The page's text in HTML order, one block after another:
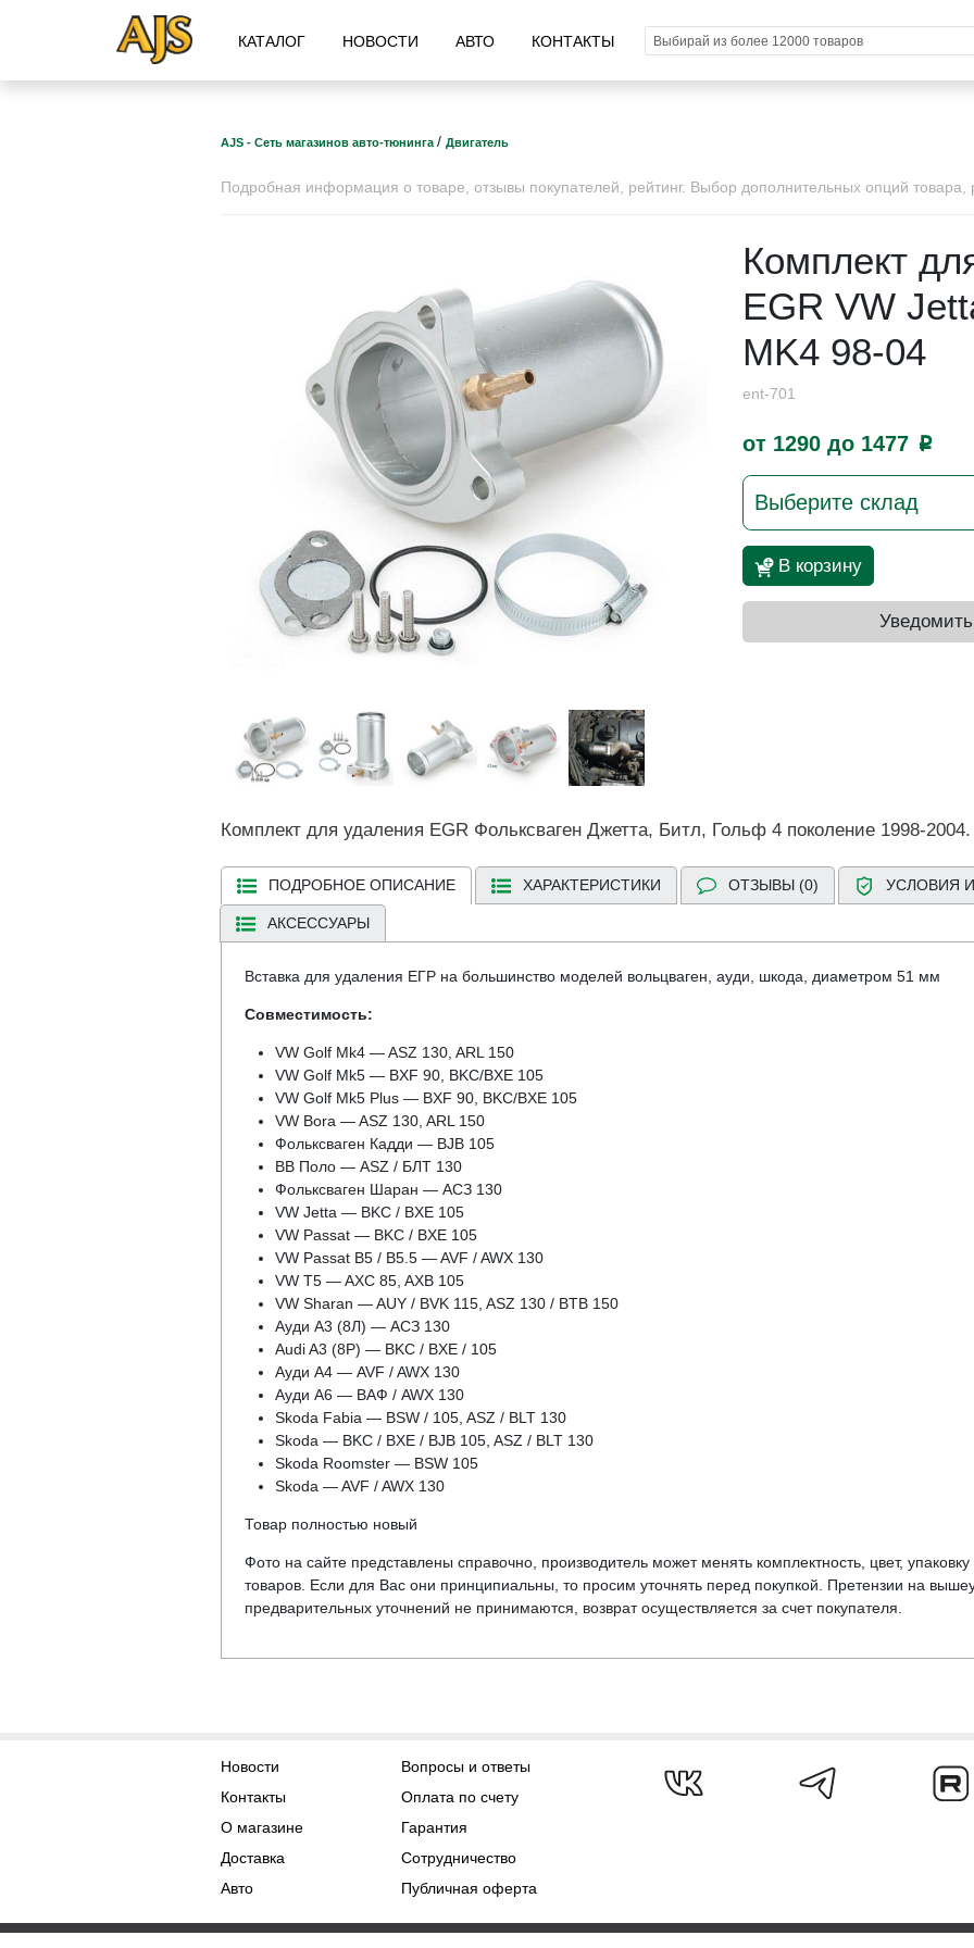
КАТАЛОГ НОВОСТИ АВТО КОНТАКТЫ
AJS - Сеть магазинов авто-тюнинга / Двигатель
Подробная информация о товаре, отзывы покупателей, рейтинг. Выбор дополнительных опций товара,
Комплект
EGR VW
MK4 98-04
ent-701
от 1290 до 1477 p
Выберите склад
В корзину
Комплект для удаления EGR Фольксваген Джетта, Битл, Гольф 4 поколение 1998-2004.
ПОДРОБНОЕ ОПИСАНИЕ ХАРАКТЕРИСТИКИ ОТЗЫВЫ (0) УСЛОВИЯ
АКСЕССУАРЫ
Вставка для удаления ЕГР на большинство моделей вольцваген, ауди, шкода, диаметром 51 мм
Совместимость:
VW Golf Mk4 — ASZ 130, ARL 150
VW Golf Mk5 — BXF 90, BKC/BXE 105
VW Golf Mk5 Plus — BXF 90, BKC/BXE 105
VW Bora — ASZ 130, ARL 150
Фольксваген Кадди — BJB 105
ВВ Поло — ASZ / БЛТ 130
Фольксваген Шаран — АСЗ 130
VW Jetta — BKC / BXE 105
VW Passat — BKC / BXE 105
VW Passat B5 / B5.5 — AVF / AWX 130
VW T5 — AXC 85, AXB 105
VW Sharan — AUY / BVK 115, ASZ 130 / BTB 150
Ауди А3 (8Л) — АСЗ 130
Audi A3 (8P) — BKC / BXE / 105
Ауди А4 — AVF / AWX 130
Ауди А6 — ВАФ / AWX 130
Skoda Fabia — BSW / 105, ASZ / BLT 130
Skoda — BKC / BXE / BJB 105, ASZ / BLT 130
Skoda Roomster — BSW 105
Skoda — AVF / AWX 130
Товар полностью новый
Фото на сайте представлены справочно, производитель может менять комплектность, цвет,
товаров. Если для Вас они принципиальны, то просим уточнять перед покупкой. Претензии на
предварительных уточнений не принимаются, возврат осуществляется за счет покупателя.
Новости
Контакты
О магазине
Доставка
Авто
Вопросы и ответы
Оплата по счету
Гарантия
Сотрудничество
Публичная оферта